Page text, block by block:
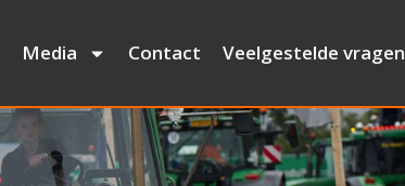
Media Contact Veelgestelde vragen